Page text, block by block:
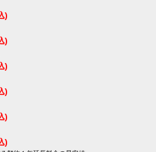
)
)
)
)
)
)